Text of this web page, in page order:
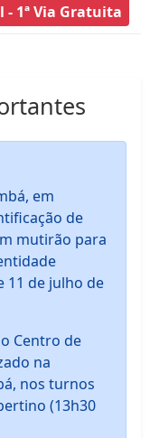
1ª Via Gratuita
em
de
mutirão para
11 de julho de
Centro de
na
nos turnos
(13h30